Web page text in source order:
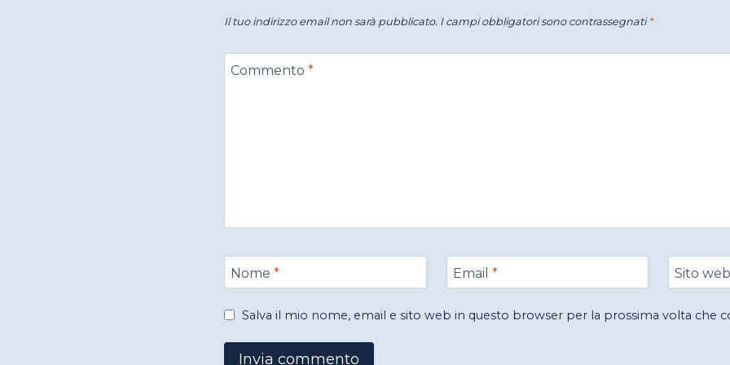
Il tuo indirizzo email non sarà pubblicato. I campi obbligatori sono contrassegnati *
Commento *
Nome * Email * Sito web
Salva il mio nome, email e sito web in questo browser per la prossima volta che